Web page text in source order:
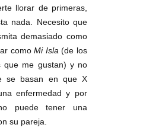
llorar de primeras,
nada. Necesito que
demasiado como
comoMi Isla(de los
que me gustan) y no
se basan en que X
enfermedad y por
puede tener una
su pareja.